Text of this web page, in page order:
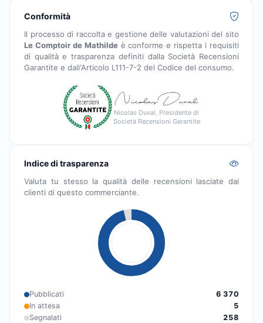
Conformità
Il processo di raccolta e gestione delle valutazioni del sito
Le Comptoir de Mathildeè conforme e rispetta i requisiti
di qualità e trasparenza definiti dalla Società Recensioni
Garantite e dall'Articolo L111-7-2 del Codice del consumo.
Nicolas Duval, Presidente di
Società Recensioni Garantite
Indice di trasparenza
Valuta tu stesso la qualità delle recensioni lasciate dai
clienti di questo commerciante.
Pubblicati
6 370
In attesa
5
Segnalati
258